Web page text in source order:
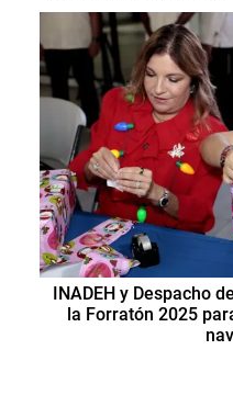
INADEH y Despacho
la Forratón 2025